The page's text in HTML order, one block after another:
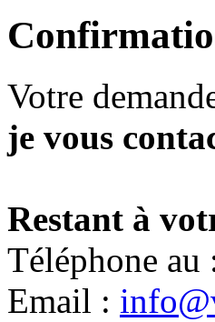
Votre
je vous
Restant à
Téléphone
Email :